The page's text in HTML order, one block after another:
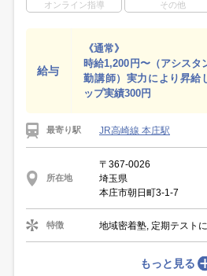
オンライン指導 その他
給与
《通常》
時給1,200円〜（アシス
勤講師）実力により昇給
ップ実績300円
最寄り駅 JR高崎線 本庄駅
所在地
〒367-0026
埼玉県
本庄市朝日町3-1-7
特徴 地域密着塾, 定期テスト
もっと見る